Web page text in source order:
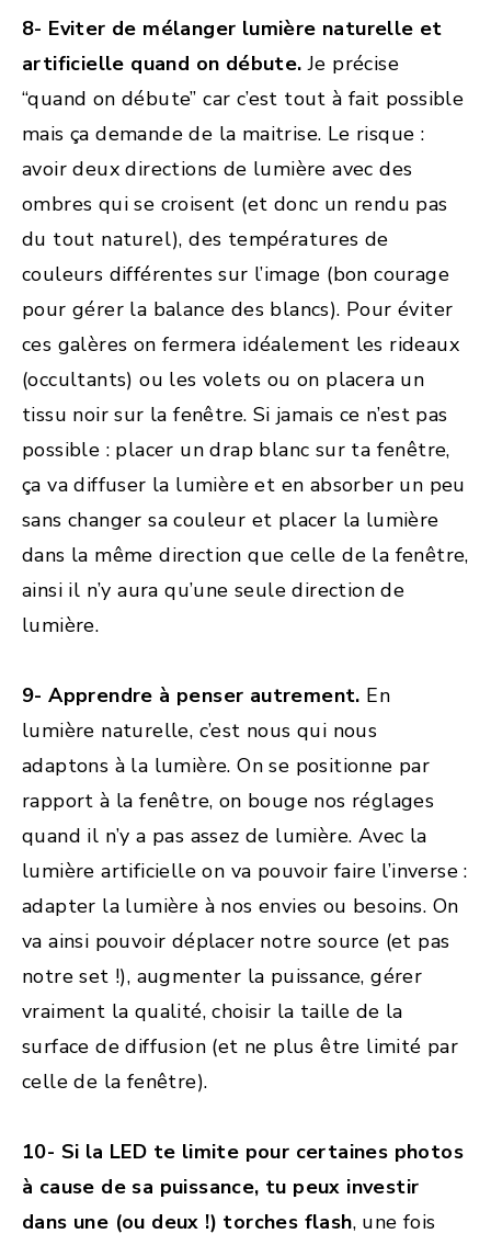
8- Eviter de mélanger lumière naturelle et
artificielle quand on débute. Je précise
“quand on débute” car c’est tout à fait possible
mais ça demande de la maitrise. Le risque :
avoir deux directions de lumière avec des
ombres qui se croisent (et donc un rendu pas
du tout naturel), des températures de
couleurs différentes sur l’image (bon courage
pour gérer la balance des blancs). Pour éviter
ces galères on fermera idéalement les rideaux
(occultants) ou les volets ou on placera un
tissu noir sur la fenêtre. Si jamais ce n’est pas
possible : placer un drap blanc sur ta fenêtre,
ça va diffuser la lumière et en absorber un peu
sans changer sa couleur et placer la lumière
dans la même direction que celle de la fenêtre,
ainsi il n’y aura qu’une seule direction de
lumière.
9- Apprendre à penser autrement. En
lumière naturelle, c’est nous qui nous
adaptons à la lumière. On se positionne par
rapport à la fenêtre, on bouge nos réglages
quand il n’y a pas assez de lumière. Avec la
lumière artificielle on va pouvoir faire l’inverse :
adapter la lumière à nos envies ou besoins. On
va ainsi pouvoir déplacer notre source (et pas
notre set !), augmenter la puissance, gérer
vraiment la qualité, choisir la taille de la
surface de diffusion (et ne plus être limité par
celle de la fenêtre).
10- Si la LED te limite pour certaines photos
à cause de sa puissance, tu peux investir
dans une (ou deux !) torches flash, une fois